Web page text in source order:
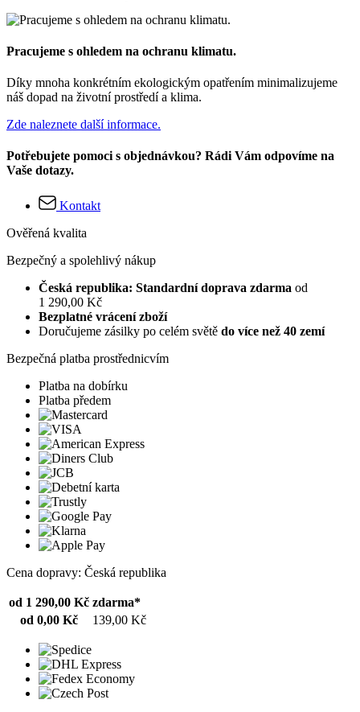
Pracujeme s ohledem na ochranu klimatu.
Díky mnoha konkrétním ekologickým opatřením minimalizujeme
náš dopad na životní prostředí a klima.
Zde naleznete další informace.
Potřebujete pomoci s objednávkou? Rádi Vám odpovíme na
Vaše dotazy.
Kontakt
Ověřená kvalita
Bezpečný a spolehlivý nákup
Česká republika: Standardní doprava zdarma od
1 290,00 Kč
Bezplatné vrácení zboží
Doručujeme zásilky po celém světě do více než 40 zemí
Bezpečná platba prostřednicvím
Platba na dobírku
Platba předem
Cena dopravy: Česká republika
od 1 290,00 Kč zdarma*
od 0,00 Kč
139,00 Kč